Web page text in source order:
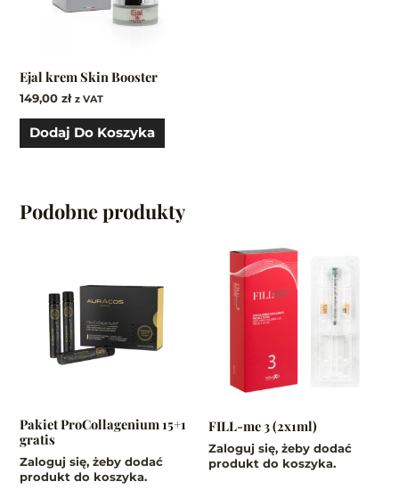
Ejal krem Skin Booster
149,00zł z VAT
Dodaj Do Koszyka
Podobne produkty
Pakiet ProCollagenium 15+1
gratis
Zaloguj się, żeby dodać
produkt do koszyka.
FILL-me 3 (2x1ml)
Zaloguj się, żeby dodać
produkt do koszyka.